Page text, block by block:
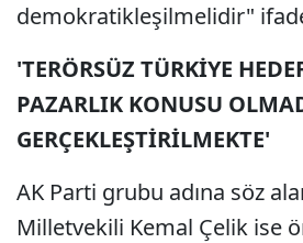
demokratikleşilmelidir"
'TERÖRSÜZ TÜRKİYE
PAZARLIK KONUSU
GERÇEKLEŞTİRİLMEKTE'
AK Parti grubu adına söz
Milletvekili Kemal Çelik ise